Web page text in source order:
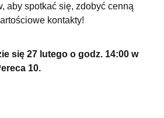
aby spotkać się, zdobyć cenną
kontakty!
się 27 lutego o godz. 14:00 w
10.​